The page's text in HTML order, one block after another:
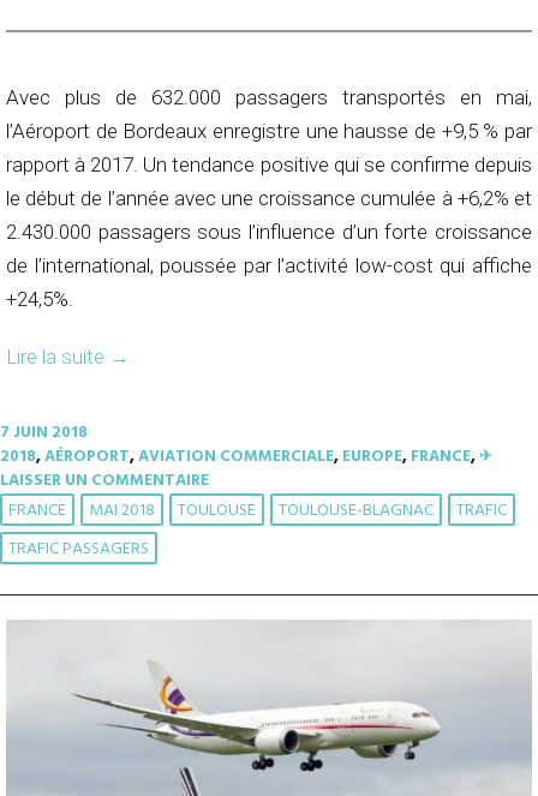
Avec plus de 632.000 passagers transportés en mai,
l’Aéroport de Bordeaux enregistre une hausse de +9,5 % par
rapport à 2017. Un tendance positive qui se confirme depuis
le début de l’année avec une croissance cumulée à +6,2% et
2.430.000 passagers sous l’influence d’un forte croissance
de l’international, poussée par l’activité low-cost qui affiche
+24,5%.
Lire la suite →
7 JUIN 2018
2018,AÉROPORT,AVIATION COMMERCIALE,EUROPE,FRANCE,✈︎
LAISSER UN COMMENTAIRE
FRANCE MAI 2018 TOULOUSE TOULOUSE-BLAGNAC
TRAFIC
TRAFIC PASSAGERS